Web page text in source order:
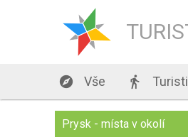
 Vše 
Prysk - místa v okolí